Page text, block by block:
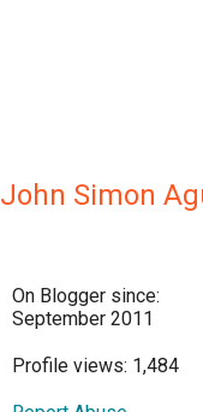
John Simon
On Blogger since:
September 2011
Profile views: 1,484